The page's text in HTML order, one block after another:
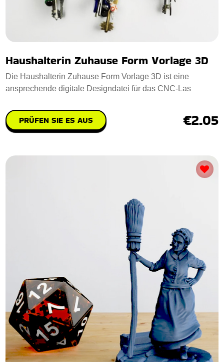
Haushalterin Zuhause Form Vorlage 3D
Die Haushalterin Zuhause Form Vorlage 3D ist eine
ansprechende digitale Designdatei für das CNC-Las
PRÜFEN SIE ES AUS €2.05